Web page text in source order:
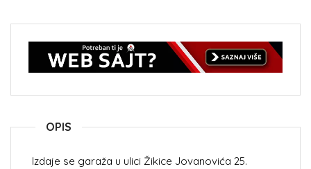
OPIS
Izdaje se garaža u ulici Žikice Jovanovića 25.